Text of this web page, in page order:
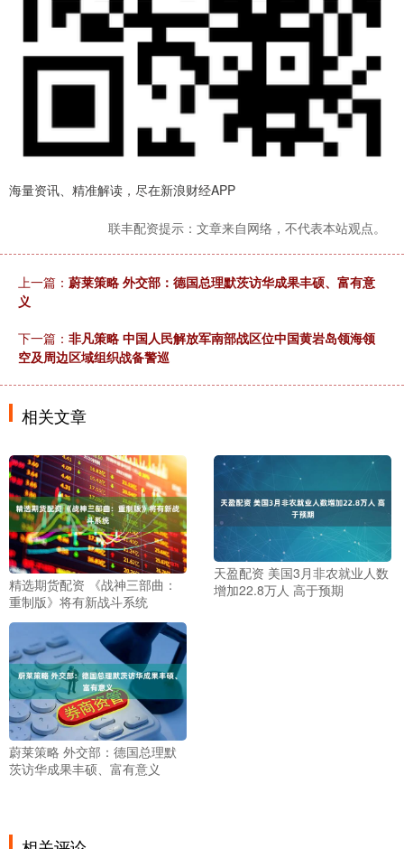
海量资讯、精准解读，尽在新浪财经APP
联丰配资提示：文章来自网络，不代表本站观点。
上一篇： 蔚莱策略 外交部：德国总理默茨访华成果丰硕、富有意
义
下一篇： 非凡策略 中国人民解放军南部战区位中国黄岩岛领海领
空及周边区域组织战备警巡
相关文章
精选期货配资 《战神三部曲：
重制版》将有新战斗系统
天盈配资 美国3月非农就业人数
增加22.8万人 高于预期
蔚莱策略 外交部：德国总理默
茨访华成果丰硕、富有意义